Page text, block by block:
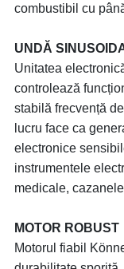
combustibil cu
UNDĂ
Unitatea
controlează
stabilă frecvență
lucru face ca
electronice
instrumentele
medicale,
MOTOR ROBUST
Motorul fiabil